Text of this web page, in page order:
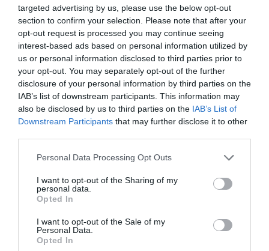
targeted advertising by us, please use the below opt-out
section to confirm your selection. Please note that after your
opt-out request is processed you may continue seeing
interest-based ads based on personal information utilized by
us or personal information disclosed to third parties prior to
your opt-out. You may separately opt-out of the further
disclosure of your personal information by third parties on the
IAB’s list of downstream participants. This information may
also be disclosed by us to third parties on the IAB’s List of
Downstream Participants that may further disclose it to other
Personal Data Processing Opt Outs
I want to opt-out of the Sharing of my
personal data.
Opted In
I want to opt-out of the Sale of my
Personal Data.
Opted In
RELACIONADES
Catalunya supera al
maig els 753.000
la Seguretat Social
Catalunya torna a
ja frega els 4
Catalunya té
un 2,52%